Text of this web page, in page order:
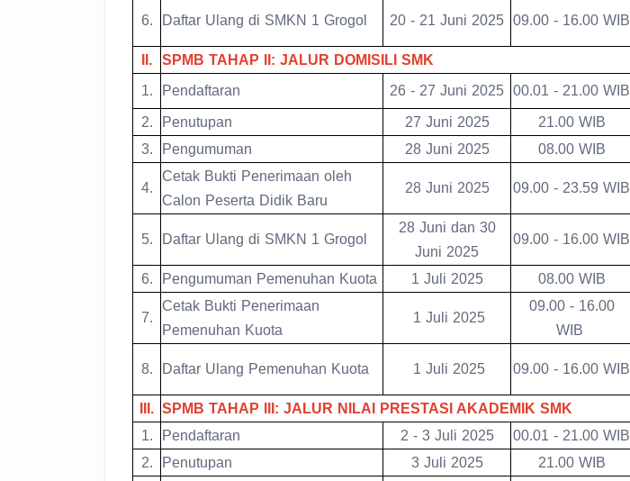
6. Daftar Ulang di SMKN 1 Grogol 20 - 21 Juni 2025 09.00 - 16.00 WIB
II.
SPMB TAHAP II: JALUR DOMISILI SMK
1.
Pendaftaran 26 - 27 Juni 2025 00.01 - 21.00 WIB
2. Penutupan 27 Juni 2025 21.00 WIB
3.
Pengumuman 28 Juni 2025 08.00 WIB
4.
Cetak Bukti Penerimaan oleh
Calon Peserta Didik Baru
28 Juni 2025 09.00 - 23.59 WIB
5. Daftar Ulang di SMKN 1 Grogol
28 Juni dan 30
Juni 2025
09.00 - 16.00 WIB
6.
Pengumuman Pemenuhan Kuota 1 Juli 2025 08.00 WIB
7.
Cetak Bukti Penerimaan
Pemenuhan Kuota
1 Juli 2025
09.00 - 16.00
WIB
8. Daftar Ulang Pemenuhan Kuota 1 Juli 2025 09.00 - 16.00 WIB
III. SPMB TAHAP III: JALUR NILAI PRESTASI AKADEMIK SMK
1.
Pendaftaran 2 - 3 Juli 2025 00.01 - 21.00 WIB
2.
Penutupan 3 Juli 2025 21.00 WIB